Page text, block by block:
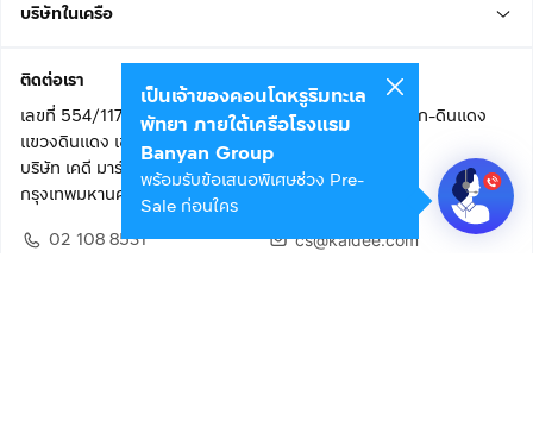
บริษัทในเครือ
ติดต่อเรา
เลขที่ 554/117 อาคารสกายไนน์ เซ็นเตอร์ ชั้น 22 ถนนอโศก-ดินแดง
แขวงดินแดง เขตดินแดง
บริษัท เคดี มาร์เก็ตเพลส จำกัด (สำนักงานใหญ่)
กรุงเทพมหานคร 10400
02 108 8531
cs@kaidee.com
เป็นเจ้าของคอนโดหรูริมทะเล
พัทยา ภายใต้เครือโรงแรม
Banyan Group
พร้อมรับข้อเสนอพิเศษช่วง Pre-
Sale ก่อนใคร